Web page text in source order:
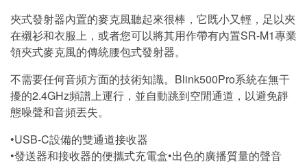
夾式發射器內置的麥克風聽起來很棒，它既小又輕，足以夾
在襯衫和衣服上，或者您可以將其用作帶有內置SR-M1專業
領夾式麥克風的傳統腰包式發射器。
不需要任何音頻方面的技術知識。Blink500Pro系統在無干
擾的2.4GHz頻譜上運行，並自動跳到空閒通道，以避免靜
態噪聲和音頻丟失。
•USB-C設備的雙通道接收器
•發送器和接收器的便攜式充電盒•出色的廣播質量的聲音